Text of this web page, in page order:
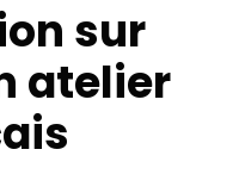
sur
atelier